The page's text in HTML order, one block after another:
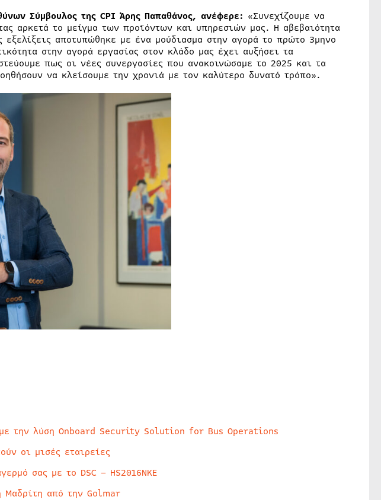
Σύμβουλος της CPI Άρης Παπαθάνος, ανέφερε: «Συνεχίζουμε να
αρκετά το μείγμα των προϊόντων και υπηρεσιών μας. Η αβεβαιότητα
αποτυπώθηκε με ένα μούδιασμα στην αγορά το πρώτο 3μηνο
στην αγορά εργασίας στον κλάδο μας έχει αυξήσει τα
πως οι νέες συνεργασίες που ανακοινώσαμε το 2025 και τα
να κλείσουμε την χρονιά με τον καλύτερο δυνατό τρόπο».
την λύση Onboard Security Solution for Bus Operations
οι μισές εταιρείες
σας με το DSC – HS2016NKE
Μαδρίτη από την Golmar